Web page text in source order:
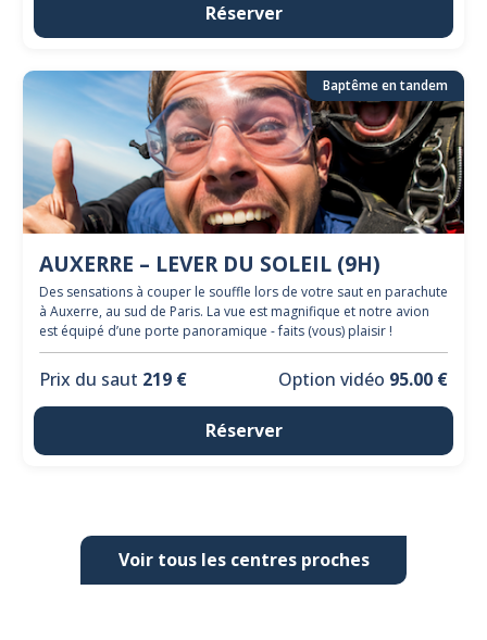
Réserver
Baptême en tandem
AUXERRE – LEVER DU SOLEIL (9H)
Des sensations à couper le souffle lors de votre saut en parachute
à Auxerre, au sud de Paris. La vue est magnifique et notre avion
est équipé d’une porte panoramique - faits (vous) plaisir !
Prix du saut 219 € Option vidéo 95.00 €
Réserver
Voir tous les centres proches